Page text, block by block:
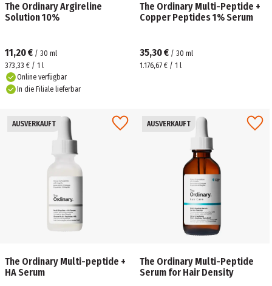
The Ordinary Argireline
Solution 10%
11,20 € / 30 ml
373,33 € / 1 l
Online verfügbar
In die Filiale lieferbar
The Ordinary Multi-Peptide +
Copper Peptides 1% Serum
35,30 € / 30 ml
1.176,67 € / 1 l
AUSVERKAUFT
The Ordinary Multi-peptide +
HA Serum
AUSVERKAUFT
The Ordinary Multi-Peptide
Serum for Hair Density